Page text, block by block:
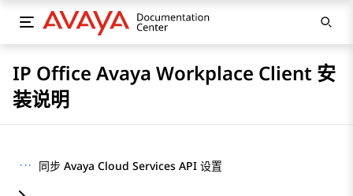
IP Office Avaya Workplace Client 安
装说明
··· 同步 Avaya Cloud Services API 设置